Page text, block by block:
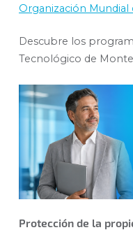
Organización
Descubre los
Tecnológico de
Protección de la